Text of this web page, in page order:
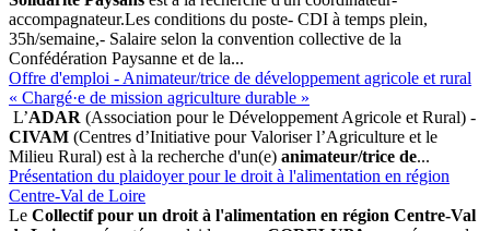
accompagnateur.Les conditions du poste- CDI à temps plein,
35h/semaine,- Salaire selon la convention collective de la
Confédération Paysanne et de la...
Offre d'emploi - Animateur/trice de développement agricole et rural
« Chargé·e de mission agriculture durable »
L’ADAR (Association pour le Développement Agricole et Rural) -
CIVAM (Centres d’Initiative pour Valoriser l’Agriculture et le
Milieu Rural) est à la recherche d'un(e) animateur/trice de...
Présentation du plaidoyer pour le droit à l'alimentation en région
Centre-Val de Loire
Le Collectif pour un droit à l'alimentation en région Centre-Val